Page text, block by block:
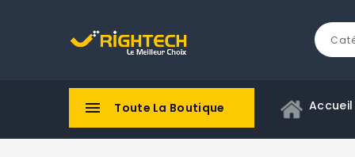
 Toute La Boutique Accueil